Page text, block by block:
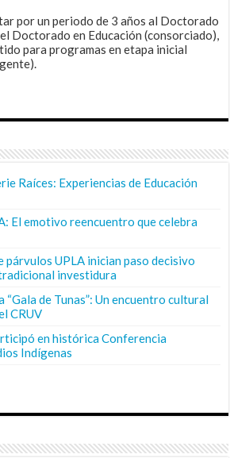
por un periodo de 3 años al Doctorado
Doctorado en Educación (consorciado),
para programas en etapa inicial
Raíces: Experiencias de Educación
El emotivo reencuentro que celebra
párvulos UPLA inician paso decisivo
investidura
de Tunas”: Un encuentro cultural
CRUV
en histórica Conferencia
Indígenas